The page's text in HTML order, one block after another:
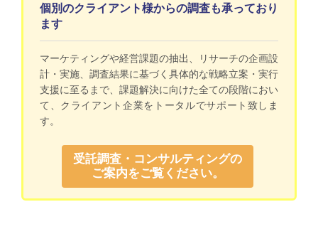
個別のクライアント様からの調査も承っており
ます
マーケティングや経営課題の抽出、リサーチの企画設
計・実施、調査結果に基づく具体的な戦略立案・実行
支援に至るまで、課題解決に向けた全ての段階におい
て、クライアント企業をトータルでサポート致しま
す。
受託調査・コンサルティングの
ご案内をご覧ください。